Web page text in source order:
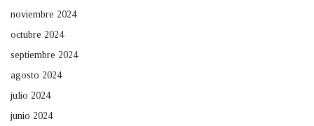
noviembre 2024
octubre 2024
septiembre 2024
agosto 2024
julio 2024
junio 2024